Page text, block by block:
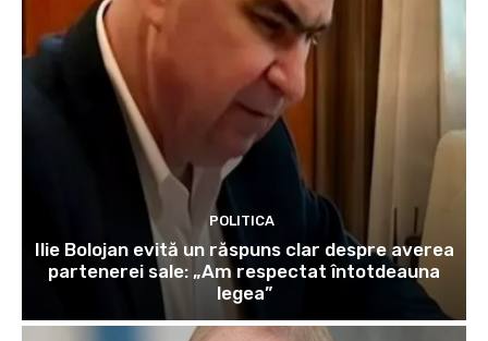
POLITICA
Ilie Bolojan evită un răspuns clar despre averea
partenerei sale: „Am respectat întotdeauna
legea”